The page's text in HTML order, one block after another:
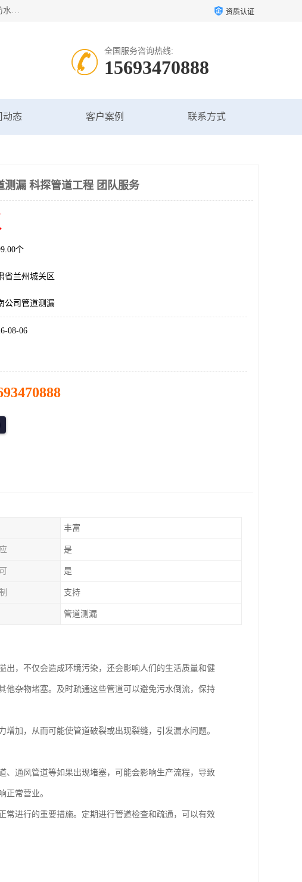
甘肃科探管道工程有限公司成立于2019年，注册地位于甘肃省兰州市。经营范围包括管道安装、清洗、疏通、维修、检测，防水工程，工程钻孔，化粪池清理，暖气安装，给排水管道安装维修，室内外管道如消防、供水、供热管道漏水检测定位，室内外防水堵漏等。 资质认证
全国服务咨询热线:
15693470888
动态 客户案例 联系方式
测漏 科探管道工程 团队服务
个
省兰州城关区
公司管道测漏
08-06
丰富
是
是
支持
管道测漏
出，不仅会造成环境污染，还会影响人们的生活质量和健
他杂物堵塞。及时疏通这些管道可以避免污水倒流，保持
加，从而可能使管道破裂或出现裂缝，引发漏水问题。
、通风管道等如果出现堵塞，可能会影响生产流程，导致
正常营业。
常进行的重要措施。定期进行管道检查和疏通，可以有效